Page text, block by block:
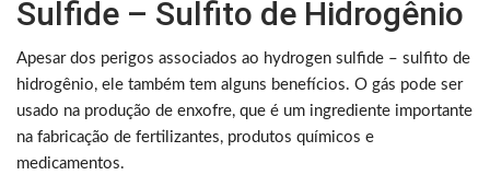
Sulfide – Sulfito de Hidrogênio
Apesar dos perigos associados ao hydrogen sulfide – sulfito de
hidrogênio, ele também tem alguns benefícios. O gás pode ser
usado na produção de enxofre, que é um ingrediente importante
na fabricação de fertilizantes, produtos químicos e
medicamentos.